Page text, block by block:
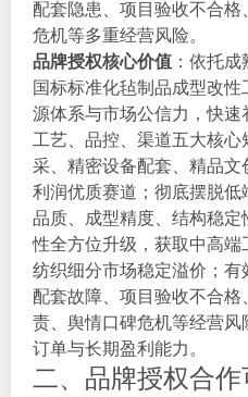
配套隐患、项目验收不合
危机等多重经营风险。
品牌授权核心价值 ：依托
国标标准化毡制品成型改
源体系与市场公信力，快速
工艺、品控、渠道五大核
采、精密设备配套、精品
利润优质赛道；彻底摆脱
品质、成型精度、结构稳
性全方位升级，获取中高
纺织细分市场稳定溢价；
配套故障、项目验收不合
责、舆情口碑危机等经营
订单与长期盈利能力。
二、品牌授权合